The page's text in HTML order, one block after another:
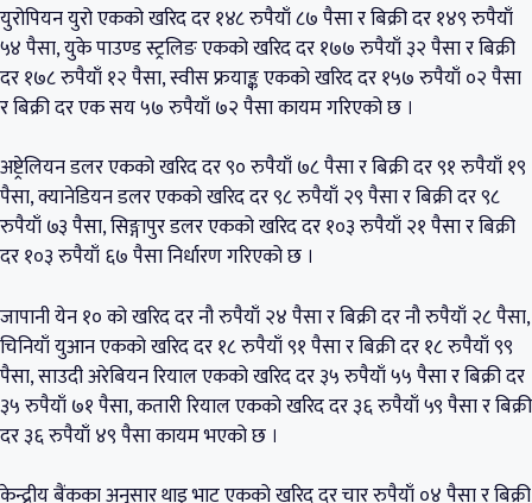
युरोपियन युरो एकको खरिद दर १४८ रुपैयाँ ८७ पैसा र बिक्री दर १४९ रुपैयाँ
५४ पैसा, युके पाउण्ड स्ट्रलिङ एकको खरिद दर १७७ रुपैयाँ ३२ पैसा र बिक्री
दर १७८ रुपैयाँ १२ पैसा, स्वीस फ्रयाङ्क एकको खरिद दर १५७ रुपैयाँ ०२ पैसा
र बिक्री दर एक सय ५७ रुपैयाँ ७२ पैसा कायम गरिएको छ ।
अष्ट्रेलियन डलर एकको खरिद दर ९० रुपैयाँ ७८ पैसा र बिक्री दर ९१ रुपैयाँ १९
पैसा, क्यानेडियन डलर एकको खरिद दर ९८ रुपैयाँ २९ पैसा र बिक्री दर ९८
रुपैयाँ ७३ पैसा, सिङ्गापुर डलर एकको खरिद दर १०३ रुपैयाँ २१ पैसा र बिक्री
दर १०३ रुपैयाँ ६७ पैसा निर्धारण गरिएको छ ।
जापानी येन १० को खरिद दर नौ रुपैयाँ २४ पैसा र बिक्री दर नौ रुपैयाँ २८ पैसा,
चिनियाँ युआन एकको खरिद दर १८ रुपैयाँ ९१ पैसा र बिक्री दर १८ रुपैयाँ ९९
पैसा, साउदी अरेबियन रियाल एकको खरिद दर ३५ रुपैयाँ ५५ पैसा र बिक्री दर
३५ रुपैयाँ ७१ पैसा, कतारी रियाल एकको खरिद दर ३६ रुपैयाँ ५९ पैसा र बिक्री
दर ३६ रुपैयाँ ४९ पैसा कायम भएको छ ।
केन्द्रीय बैंकका अनुसार थाइ भाट एकको खरिद दर चार रुपैयाँ ०४ पैसा र बिक्री